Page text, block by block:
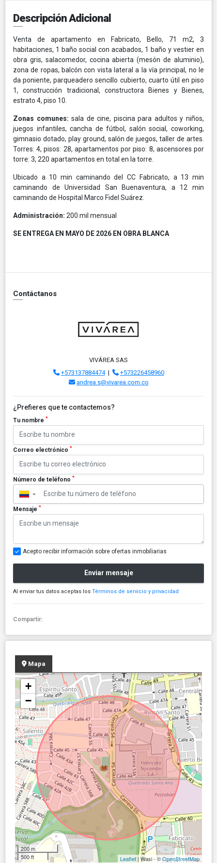
Descripción Adicional
Venta de apartamento en Fabricato, Bello, 71 m2, 3
habitaciones, 1 baño social con acabados, 1 baño y vestier en
obra gris, salacomedor, cocina abierta (mesón de aluminio),
zona de ropas, balcón con vista lateral a la vía principal, no le
da poniente, parqueadero sencillo cubierto, cuarto útil en piso
1, construcción tradicional, constructora Bienes y Bienes,
estrato 4, piso 10.
Zonas comunes: sala de cine, piscina para adultos y niños,
juegos infantiles, cancha de fútbol, salón social, coworking,
gimnasio dotado, play ground, salón de juegos, taller de artes.
Torres: 4, pisos: 28, apartamentos por piso: 8, ascensores por
torre: 3, 220 apartamentos en total en la torre.
Ubicado a 10 min caminando del CC Fabricato, a 13 min
caminando de Universidad San Buenaventura, a 12 min
caminando de Hospital Marco Fidel Suárez.
Administración: 200 mil mensual
SE ENTREGA EN MAYO DE 2026 EN OBRA BLANCA
Contáctanos
VIVÁREA SAS
+573137884474|
+573226458960
andrea.s@vivarea.com.co
¿Prefieres que te contactemos?
Tu nombre *
Correo electrónico *
Número de teléfono *
▼
Mensaje *
Acepto recibir información sobre ofertas inmobiliarias
Enviar mensaje
Al enviar tus datos aceptas los Términos de servicio y privacidad
Compartir:
Mapa
+
−
200 m
500 ft
Leaflet| Wasi - ©OpenStreetMap